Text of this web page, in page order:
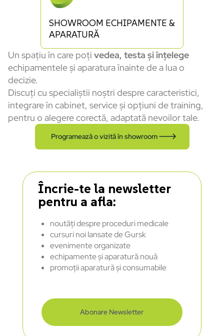
SHOWROOM ECHIPAMENTE &
APARATURĂ
Un spațiu în care poți vedea, testa și înțelege
echipamentele și aparatura înainte de a lua o
decizie.
Discuți cu specialiștii noștri despre caracteristici,
integrare în cabinet, service și opțiuni de training,
pentru o alegere corectă, adaptată nevoilor tale.
Programează o vizită în showroom
Încrie-te la newsletter
pentru a afla:
noutăți despre proceduri medicale
cursuri noi lansate de Gursk
evenimente organizate
echipamente și aparatură nouă
promoții aparatură și consumabile
Abonare Newsletter